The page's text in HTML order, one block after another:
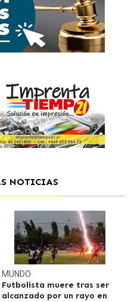
NOTICIAS
MUNDO
Futbolista muere tras ser
alcanzado por un rayo en